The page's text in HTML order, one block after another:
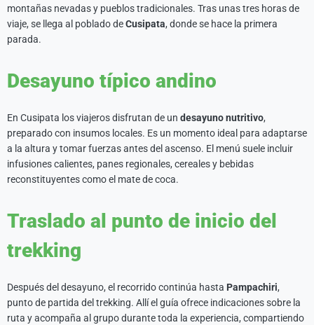
montañas nevadas y pueblos tradicionales. Tras unas tres horas de
viaje, se llega al poblado deCusipata, donde se hace la primera
parada.
Desayuno típico andino
En Cusipata los viajeros disfrutan de un desayuno nutritivo,
preparado con insumos locales. Es un momento ideal para adaptarse
a la altura y tomar fuerzas antes del ascenso. El menú suele incluir
infusiones calientes, panes regionales, cereales y bebidas
reconstituyentes como el mate de coca.
Traslado al punto de inicio del
trekking
Después del desayuno, el recorrido continúa hasta Pampachiri,
punto de partida del trekking. Allí el guía ofrece indicaciones sobre la
ruta y acompaña al grupo durante toda la experiencia, compartiendo